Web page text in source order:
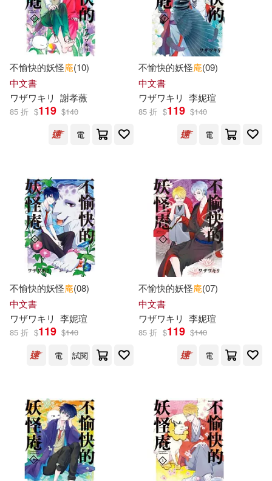
陳靜瑤(3)
名原しょうこ(2) 吳秀香(2)
唐弢(2) 唐．蓋伯(2)
墨矢ケイ(2) 天下霸唱(2)
張秋生(2)
李國權(2)
林茵(2)
柳美苑(2) 格里．史密斯(2)
沈亞(2) 浦瀬しおじ(2)
臺北地方異聞工作室(2)
金鐘沅(2) 龐家康少(2)
G-WALK(2) Universal(2)
上海交通大學出版社(2)
中國華僑出版社(2)
中國計量出版社(2)
台灣角川(2) 商務印書館(2)
奇幻基地(2) 小角落文化(2)
新華先鋒(2) 東雨文化(2)
橡樹林(2) 江蘇文藝出版社(2)
河北少年兒童出版社(2)
聯合文學(2) 臺灣商務(2)
萬卷出版公司(2) SMR(1)
電子書 (可複選)
適合手機平板閱讀(23)
適合平板閱讀(180)
免費電子書(4)
其他 (可複選)
現在可購買商品(274)
價格
不愉快的妖怪庵(10)
中文書
ワザワキリ 謝孝薇
85 折 $119 $140
電
不愉快的妖怪庵(09)
中文書
ワザワキリ 李妮瑄
85 折 $119 $140
電
不愉快的妖怪庵(08)
中文書
ワザワキリ 李妮瑄
85 折 $119 $140
電
試閱
不愉快的妖怪庵(07)
中文書
ワザワキリ 李妮瑄
85 折 $119 $140
電